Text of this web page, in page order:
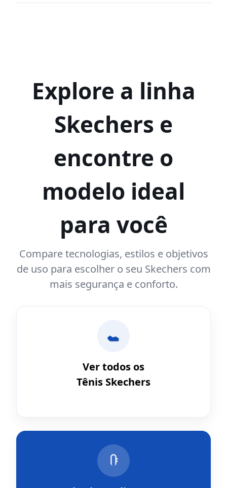
Explore a linha
Skechers e
encontre o
modelo ideal
para você
Compare tecnologias, estilos e objetivos
de uso para escolher o seu Skechers com
mais segurança e conforto.
Ver todos os
Tênis Skechers